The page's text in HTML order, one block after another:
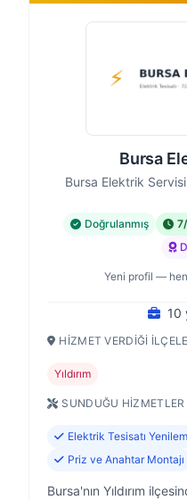
Bursa
Bursa Elektrik Servisi
Doğrulanmış
Yeni profil —
10
HIZMET VERDIĞI
Yıldırım
SUNDUĞU HIZMETLER
Elektrik Tesisatı
Priz ve Anahtar Montajı
Bursa'nın Yıldırım